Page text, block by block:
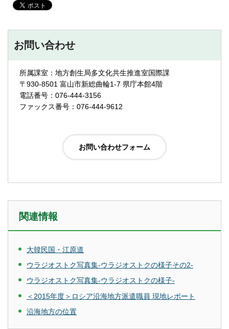
お問い合わせ
所属課室：地方創生局多文化共生推進室国際課
〒930-8501 富山市新総曲輪1-7 県庁本館4階
電話番号：076-444-3156
ファックス番号：076-444-9612
関連情報
大韓民国・江原道
ウラジオストク写真集-ウラジオストクの様子その2-
ウラジオストク写真集-ウラジオストクの様子-
＜2015年度＞ロシア沿海地方派遣職員 現地レポート
沿海地方の位置